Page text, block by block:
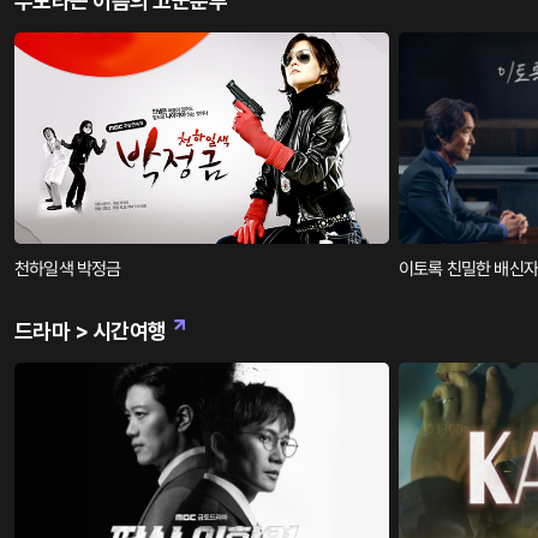
천하일색 박정금 이토록 친밀한 배신자
드라마 > 시간여행